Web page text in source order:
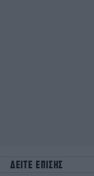
ΔΕΙΤΕ ΕΠΙΣΗΣ